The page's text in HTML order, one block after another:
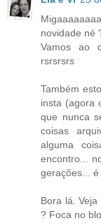
novidade né
Vamos ao
rsrsrsrs
Também
insta (agora
que nunca
coisas
alguma
encontro...
gerações...
Bora lá.
? Foca no